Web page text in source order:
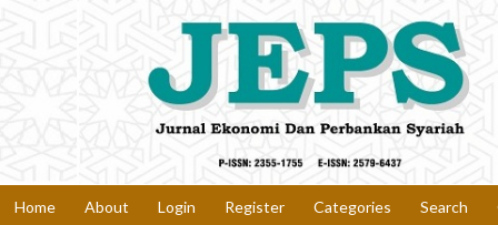
Home About Login Register Categories Search